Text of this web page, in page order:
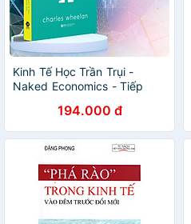
Kinh Tế Học Trần Trụi -
Naked Economics - Tiếp
Nhìn Dễ Dàng Và Hiệu Quả
Nhất
194.000 đ